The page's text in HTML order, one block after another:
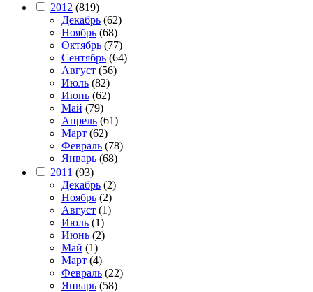
2012 (819)
Декабрь (62)
Ноябрь (68)
Октябрь (77)
Сентябрь (64)
Август (56)
Июль (82)
Июнь (62)
Май (79)
Апрель (61)
Март (62)
Февраль (78)
Январь (68)
2011 (93)
Декабрь (2)
Ноябрь (2)
Август (1)
Июль (1)
Июнь (2)
Май (1)
Март (4)
Февраль (22)
Январь (58)